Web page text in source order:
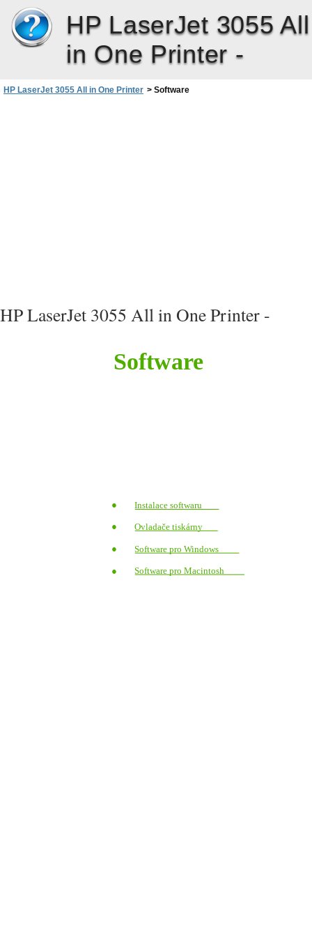
HP LaserJet 3055 All
in One Printer -
HP LaserJet 3055 All in One Printer > Software
HP LaserJet 3055 All in One Printer -
Software
●
Instalace softwaru
●
Ovladače tiskárny
● Software pro Windows
● Software pro Macintosh